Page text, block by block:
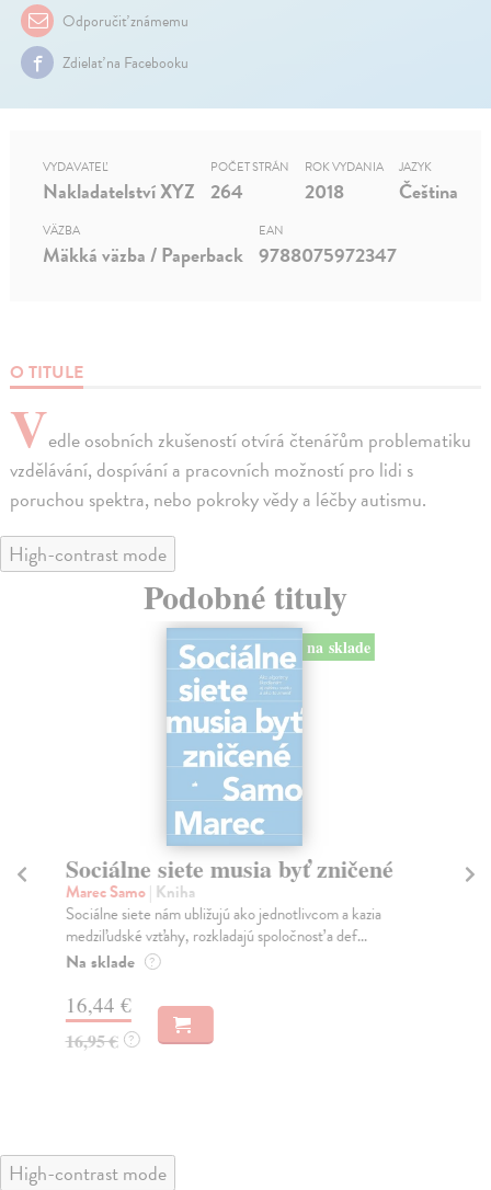
Odporučiť známemu
Zdielať na Facebooku
O TITULE
Vedle osobních zkušeností otvírá čtenářům problematiku
vzdělávání, dospívání a pracovních možností pro lidi s
poruchou spektra, nebo pokroky vědy a léčby autismu.
VYDAVATEĽ
Nakladatelství XYZ
POČET STRÁN
264
ROK VYDANIA
2018
JAZYK
Čeština
VÄZBA
Mäkká väzba / Paperback
EAN
9788075972347
High-contrast mode
Podobné tituly
na sklade
Sociálne siete musia byť zničené
Marec Samo| Kniha
Sociálne siete nám ubližujú ako jednotlivcom a kazia
medziľudské vzťahy, rozkladajú spoločnosť a def...
Na sklade ?
16,44 €
16,95 € ?
High-contrast mode